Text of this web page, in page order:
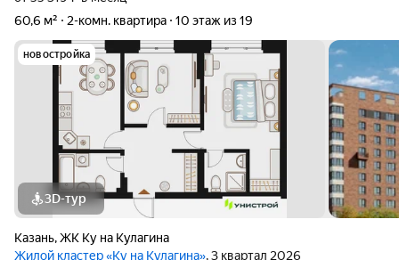
60,6 м²
2-комн. квартира 10 этаж из 19
новостройка
3D-тур
Казань,ЖК Ку на Кулагина
Жилой кластер «Ку на Кулагина», 3 квартал 2026